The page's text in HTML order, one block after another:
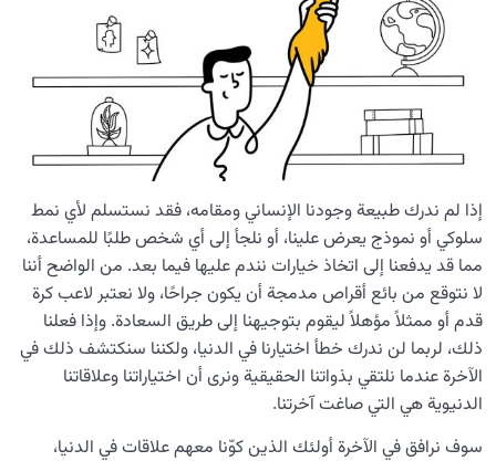
إذا لم ندرك طبيعة وجودنا الإنساني ومقامه، فقد نستسلم لأي نمط
سلوكي أو نموذج يعرض علينا، أو نلجأ إلى أي شخص طلبًا للمساعدة،
مما قد يدفعنا إلى اتخاذ خيارات نندم عليها فيما بعد. من الواضح أننا
لا نتوقع من بائع أقراص مدمجة أن يكون جراحًا، ولا نعتبر لاعب كرة
قدم أو ممثلاً مؤهلاً ليقوم بتوجيهنا إلى طريق السعادة. وإذا فعلنا
ذلك، لربما لن ندرك خطأ اختيارنا في الدنيا، ولكننا سنكتشف ذلك في
الآخرة عندما نلتقي بذواتنا الحقيقية ونرى أن اختياراتنا وعلاقاتنا
الدنيوية هي التي صاغت آخرتنا.
سوف نرافق في الآخرة أولئك الذين كوّنا معهم علاقات في الدنيا،